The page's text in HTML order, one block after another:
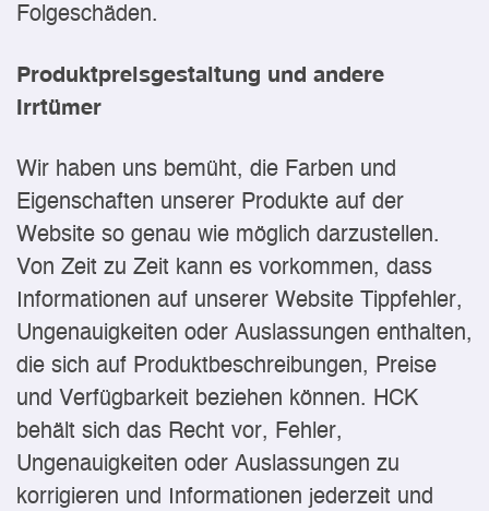
Folgeschäden.
Produktpreisgestaltung und andere
Irrtümer
Wir haben uns bemüht, die Farben und
Eigenschaften unserer Produkte auf der
Website so genau wie möglich darzustellen.
Von Zeit zu Zeit kann es vorkommen, dass
Informationen auf unserer Website Tippfehler,
Ungenauigkeiten oder Auslassungen enthalten,
die sich auf Produktbeschreibungen, Preise
und Verfügbarkeit beziehen können. HCK
behält sich das Recht vor, Fehler,
Ungenauigkeiten oder Auslassungen zu
korrigieren und Informationen jederzeit und